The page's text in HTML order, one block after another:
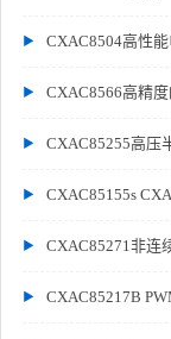
CXAC8504高性
CXAC8566高精
CXAC85255高压
CXAC85155s
CXAC85271非连
CXAC85217B